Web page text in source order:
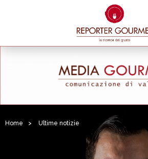
Home > Ultime notizie